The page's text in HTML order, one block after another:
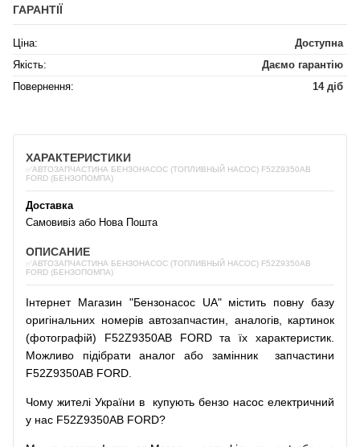
ГАРАНТІЇ
Ціна:
Доступна
Якість:
Даємо гарантію
Повернення:
14 діб
ХАРАКТЕРИСТИКИ
✅АВТОЗАПЧАСТИНА БЕНЗОНАСОС (ТОПЛИВНЫЙ НАСОС) F52Z9350AB
FORD (БЕНЗОПОМПА)
Доставка
Самовивіз або Нова Пошта
ОПИСАНИЕ
✅АВТОЗАПЧАСТИНА БЕНЗОНАСОС (ТОПЛИВНЫЙ НАСОС) F52Z9350AB
FORD (БЕНЗОПОМПА)
Інтернет Магазин "Бензонасос UA" містить повну базу
оригінальних номерів автозапчастин аналогів,
картинок
(фотографій) F52Z9350AB FORD та їх характеристик.
Можливо
підібрати аналог або замінникзапчастини
F52Z9350AB FORD.
Чому жителі України в купують бензо насос електричний
у нас F52Z9350AB FORD?